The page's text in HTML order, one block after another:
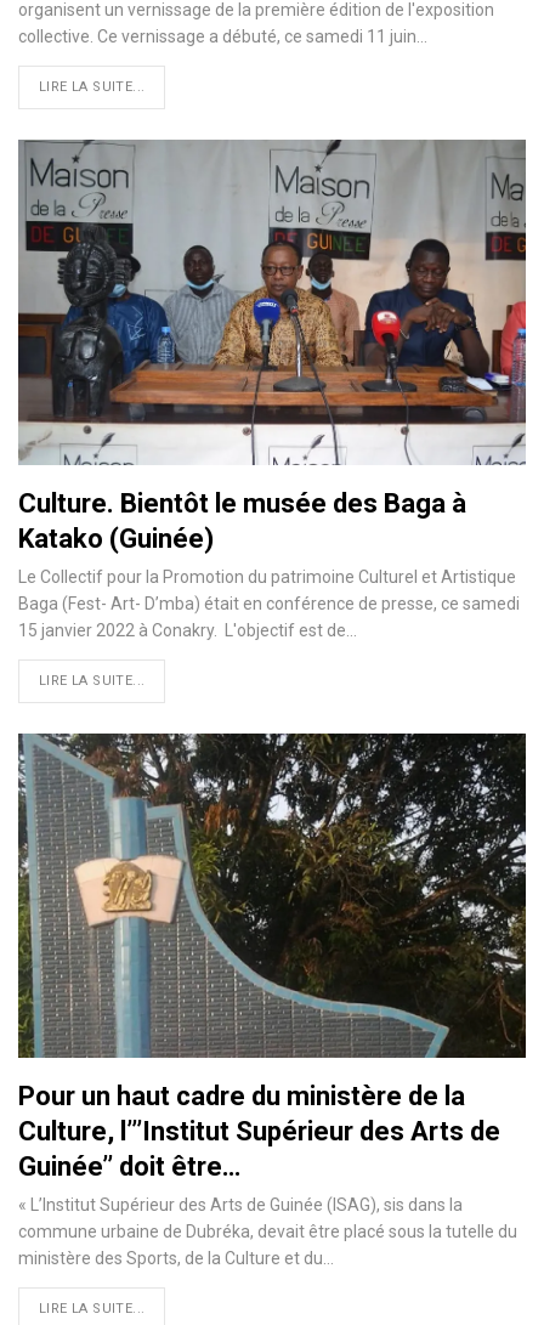
organisent un vernissage de la première édition de l'exposition
collective. Ce vernissage a débuté, ce samedi 11 juin…
LIRE LA SUITE...
Culture. Bientôt le musée des Baga à
Katako (Guinée)
Le Collectif pour la Promotion du patrimoine Culturel et Artistique
Baga (Fest- Art- D’mba) était en conférence de presse, ce samedi
15 janvier 2022 à Conakry. L'objectif est de…
LIRE LA SUITE...
Pour un haut cadre du ministère de la
Culture, l’’’Institut Supérieur des Arts de
Guinée’’ doit être…
« L’Institut Supérieur des Arts de Guinée (ISAG), sis dans la
commune urbaine de Dubréka, devait être placé sous la tutelle du
ministère des Sports, de la Culture et du…
LIRE LA SUITE...